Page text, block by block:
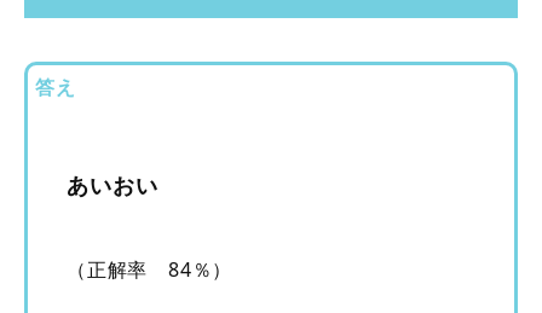
答え
あいおい
（正解率 84％）